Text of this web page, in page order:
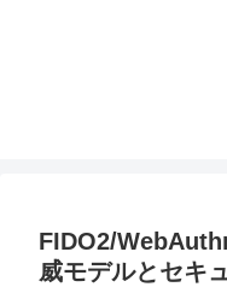
FIDO2/
威モデルとセキ